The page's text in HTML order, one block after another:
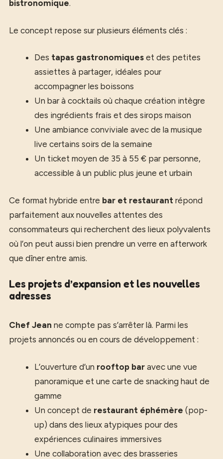
bistronomique.
Le concept repose sur plusieurs éléments clés :
Des tapas gastronomiques et des petites
assiettes à partager, idéales pour
accompagner les boissons
Un bar à cocktails où chaque création intègre
des ingrédients frais et des sirops maison
Une ambiance conviviale avec de la musique
live certains soirs de la semaine
Un ticket moyen de 35 à 55 € par personne,
accessible à un public plus jeune et urbain
Ce format hybride entre bar et restaurant répond
parfaitement aux nouvelles attentes des
consommateurs qui recherchent des lieux polyvalents
où l’on peut aussi bien prendre un verre en afterwork
que dîner entre amis.
Les projets d’expansion et les nouvelles
adresses
Chef Jean ne compte pas s’arrêter là. Parmi les
projets annoncés ou en cours de développement :
L’ouverture d’un rooftop bar avec une vue
panoramique et une carte de snacking haut de
gamme
Un concept de restaurant éphémère (pop-
up) dans des lieux atypiques pour des
expériences culinaires immersives
Une collaboration avec des brasseries